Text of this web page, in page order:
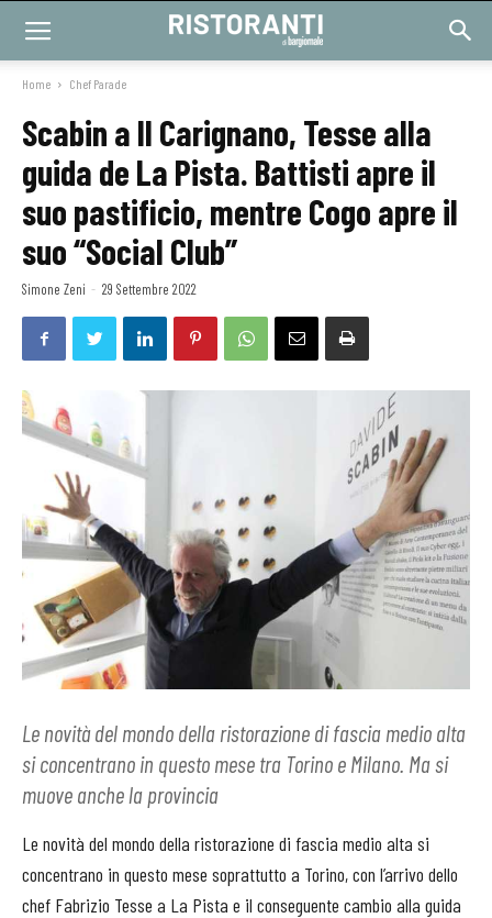
Home Chef Parade
Scabin a Il Carignano, Tesse alla
guida de La Pista. Battisti apre il
suo pastificio, mentre Cogo apre il
suo “Social Club”
Simone Zeni - 29 Settembre 2022
Le novità del mondo della ristorazione di fascia medio alta
si concentrano in questo mese tra Torino e Milano. Ma si
muove anche la provincia
Le novità del mondo della ristorazione di fascia medio alta si
concentrano in questo mese soprattutto a Torino, con l’arrivo dello
chef Fabrizio Tesse a La Pista e il conseguente cambio alla guida